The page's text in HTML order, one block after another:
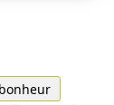
bonheur